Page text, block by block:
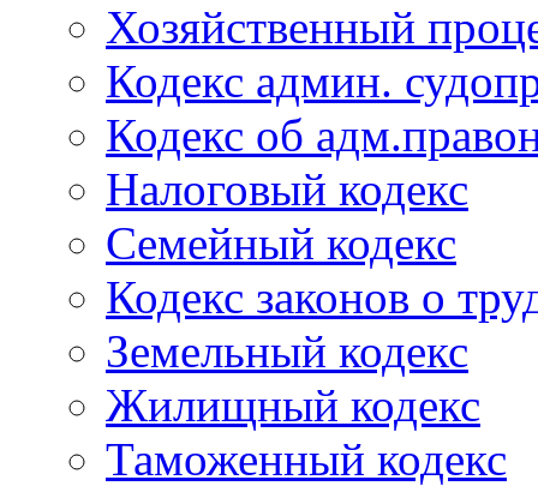
Хозяйственный
Кодекс админ.
Кодекс об
Налоговый кодекс
Семейный кодекс
Кодекс законов о
Земельный кодекс
Жилищный кодекс
Таможенный кодекс